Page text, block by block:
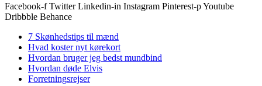
Facebook-f Twitter Linkedin-in Instagram Pinterest-pYoutube
Dribbble Behance
7 Skønhedstips til mænd
Hvad koster nyt kørekort
Hvordan bruger jeg bedst mundbind
Hvordan døde Elvis
Forretningsrejser